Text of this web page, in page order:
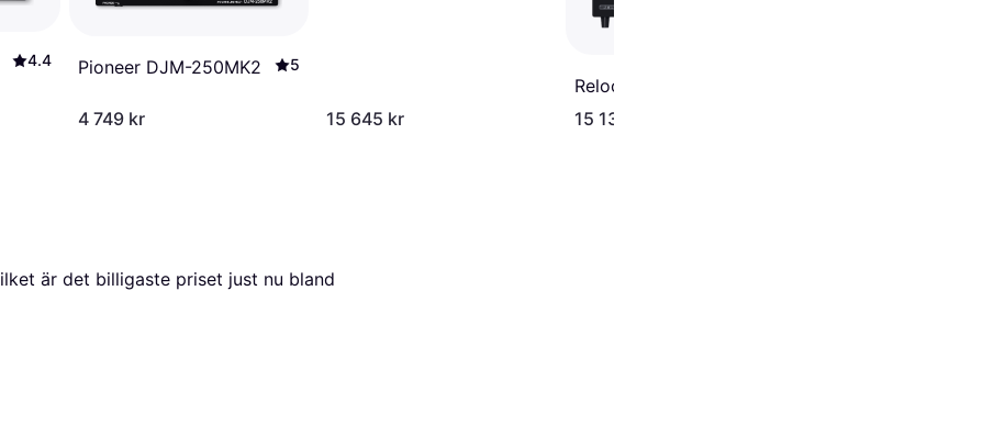
4.4 Pioneer DJM-250MK2 5
4 749 kr 15 645 kr
Reloop Elite
15 139 kr